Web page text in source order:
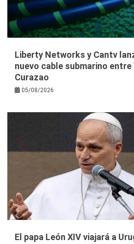
Liberty Networks y Cantv
nuevo cable submarino entre
Curazao
05/08/2026
El papa León XIV viajará a